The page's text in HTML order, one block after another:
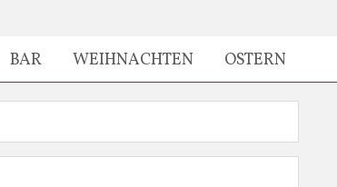
BAR WEIHNACHTEN OSTERN